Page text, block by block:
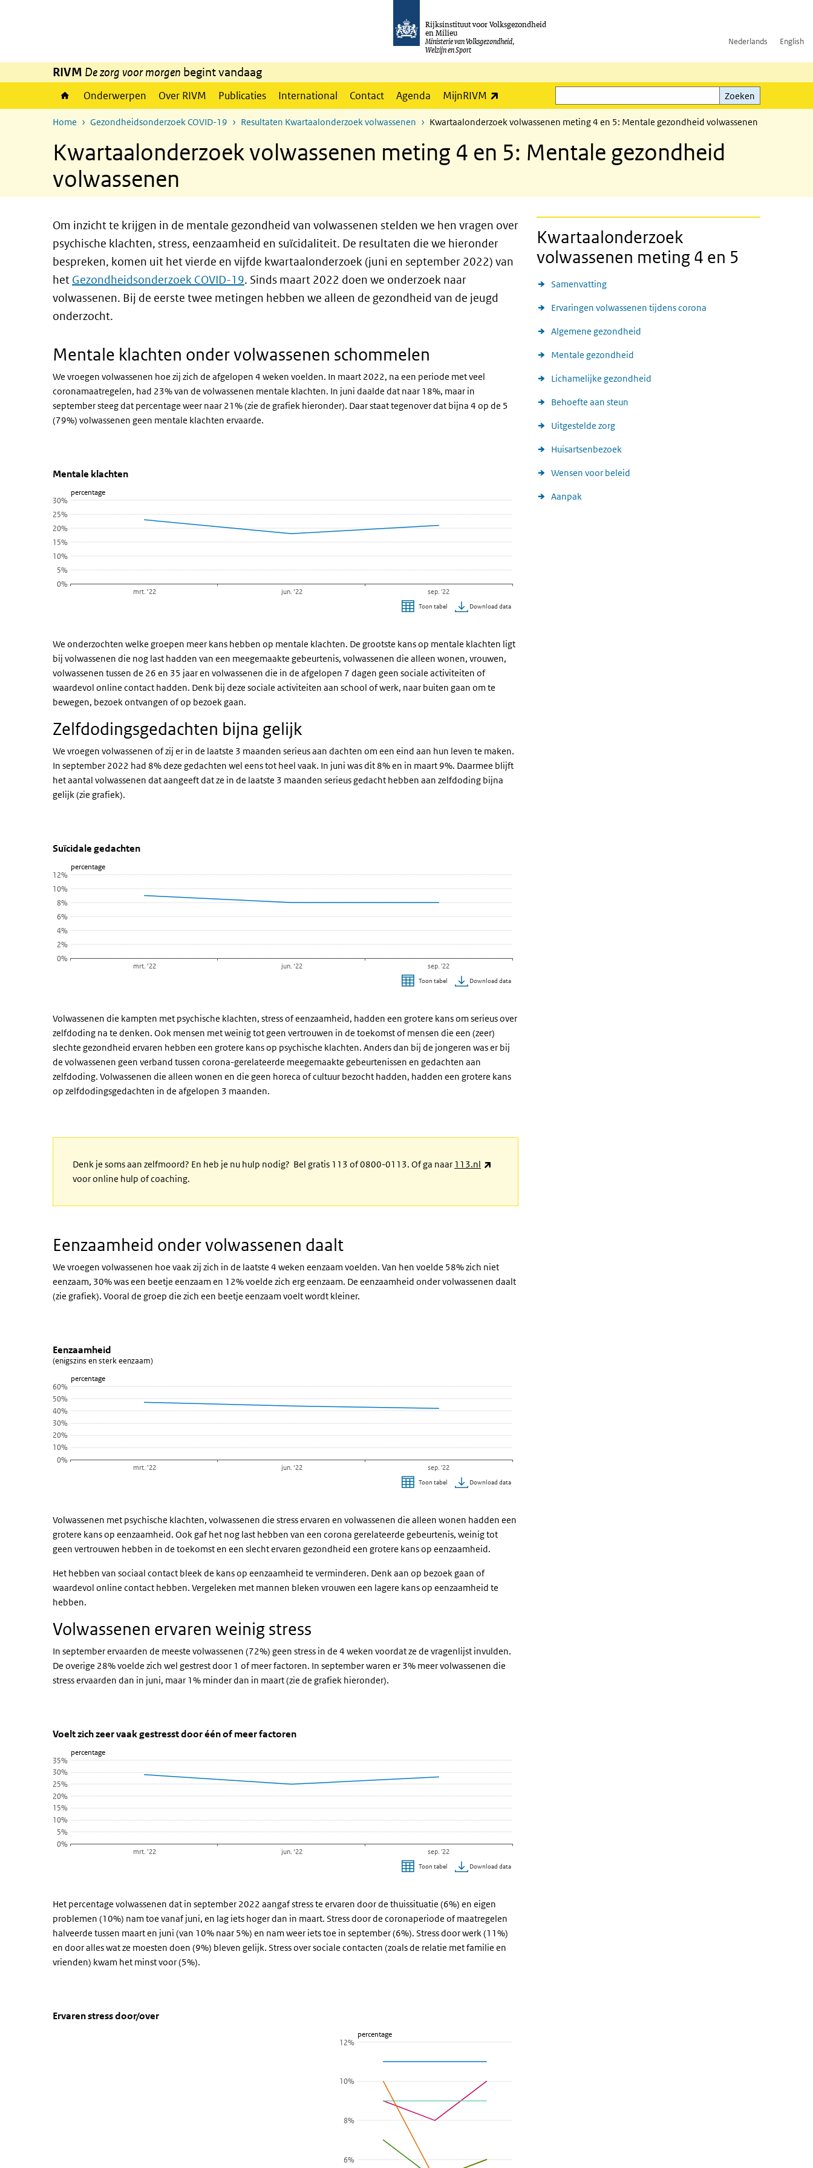
Rijksinstituut voor Volksgezondheid
en Milieu
Ministerie van Volksgezondheid,
Welzijn en Sport
Nederlands English
RIVM De zorg voor morgen begint vandaag
Onderwerpen Over RIVM Publicaties International Contact Agenda MijnRIVM
Zoeken
Zoeken
Home Gezondheidsonderzoek COVID-19 Resultaten Kwartaalonderzoek volwassenen Kwartaalonderzoek volwassenen meting 4 en 5: Mentale gezondheid volwassenen
Kwartaalonderzoek volwassenen meting 4 en 5: Mentale gezondheid
volwassenen
Om inzicht te krijgen in de mentale gezondheid van volwassenen stelden we hen vragen over
psychische klachten, stress, eenzaamheid en suïcidaliteit. De resultaten die we hieronder
bespreken, komen uit het vierde en vijfde kwartaalonderzoek (juni en september 2022) van
het Gezondheidsonderzoek COVID-19. Sinds maart 2022 doen we onderzoek naar
volwassenen. Bij de eerste twee metingen hebben we alleen de gezondheid van de jeugd
onderzocht.
Mentale klachten onder volwassenen schommelen
We vroegen volwassenen hoe zij zich de afgelopen 4 weken voelden. In maart 2022, na een periode met veel
coronamaatregelen, had 23% van de volwassenen mentale klachten. In juni daalde dat naar 18%, maar in
september steeg dat percentage weer naar 21% (zie de grafiek hieronder). Daar staat tegenover dat bijna 4 op de 5
(79%) volwassenen geen mentale klachten ervaarde.
Mentale klachten
Sla de grafiek 'Mentale klachten' over en ga naar de datatabel
Mentale klachten
Lijn grafiek met 3 data punten.
Bekijk als data tabel.
De grafiek heeft 1 X-as die categories weergeeft.
De grafiek heeft 1 Y-as die percentage weergeeft.
percentage
Mentale klachten
0%
5%
10%
15%
20%
25%
30%
mrt. ’22 jun. ‘22 sep. '22
Toon tabel Download data
We onderzochten welke groepen meer kans hebben op mentale klachten. De grootste kans op mentale klachten ligt
bij volwassenen die nog last hadden van een meegemaakte gebeurtenis, volwassenen die alleen wonen, vrouwen,
volwassenen tussen de 26 en 35 jaar en volwassenen die in de afgelopen 7 dagen geen sociale activiteiten of
waardevol online contact hadden. Denk bij deze sociale activiteiten aan school of werk, naar buiten gaan om te
bewegen, bezoek ontvangen of op bezoek gaan.
Zelfdodingsgedachten bijna gelijk
We vroegen volwassenen of zij er in de laatste 3 maanden serieus aan dachten om een eind aan hun leven te maken.
In september 2022 had 8% deze gedachten wel eens tot heel vaak. In juni was dit 8% en in maart 9%. Daarmee blijft
het aantal volwassenen dat aangeeft dat ze in de laatste 3 maanden serieus gedacht hebben aan zelfdoding bijna
gelijk (zie grafiek).
Suïcidale gedachten
Sla de grafiek 'Suïcidale gedachten' over en ga naar de datatabel
Suïcidale gedachten
Lijn grafiek met 3 data punten.
Bekijk als data tabel.
De grafiek heeft 1 X-as die categories weergeeft.
De grafiek heeft 1 Y-as die percentage weergeeft.
percentage
Suïcidale gedachten
0%
2%
4%
6%
8%
10%
12%
mrt. ’22 jun. ‘22 sep. '22
Toon tabel Download data
Volwassenen die kampten met psychische klachten, stress of eenzaamheid, hadden een grotere kans om serieus over
zelfdoding na te denken. Ook mensen met weinig tot geen vertrouwen in de toekomst of mensen die een (zeer)
slechte gezondheid ervaren hebben een grotere kans op psychische klachten. Anders dan bij de jongeren was er bij
de volwassenen geen verband tussen corona-gerelateerde meegemaakte gebeurtenissen en gedachten aan
zelfdoding. Volwassenen die alleen wonen en die geen horeca of cultuur bezocht hadden, hadden een grotere kans
op zelfdodingsgedachten in de afgelopen 3 maanden.
Denk je soms aan zelfmoord? En heb je nu hulp nodig? Bel gratis 113 of 0800-0113. Of ga naar 113.nl
voor online hulp of coaching.
Eenzaamheid onder volwassenen daalt
We vroegen volwassenen hoe vaak zij zich in de laatste 4 weken eenzaam voelden. Van hen voelde 58% zich niet
eenzaam, 30% was een beetje eenzaam en 12% voelde zich erg eenzaam. De eenzaamheid onder volwassenen daalt
(zie grafiek). Vooral de groep die zich een beetje eenzaam voelt wordt kleiner.
Eenzaamheid
Sla de grafiek 'Eenzaamheid' over en ga naar de datatabel
Eenzaamheid
(enigszins en sterk eenzaam)
Bekijk als data tabel.
De grafiek heeft 1 X-as die categories weergeeft.
De grafiek heeft 1 Y-as die percentage weergeeft.
percentage
Eenzaamheid
(enigszins en sterk eenzaam)
0%
10%
20%
30%
40%
50%
60%
mrt. ’22 jun. ‘22 sep. '22
Toon tabel Download data
Volwassenen met psychische klachten, volwassenen die stress ervaren en volwassenen die alleen wonen hadden een
grotere kans op eenzaamheid. Ook gaf het nog last hebben van een corona gerelateerde gebeurtenis, weinig tot
geen vertrouwen hebben in de toekomst en een slecht ervaren gezondheid een grotere kans op eenzaamheid.
Het hebben van sociaal contact bleek de kans op eenzaamheid te verminderen. Denk aan op bezoek gaan of
waardevol online contact hebben. Vergeleken met mannen bleken vrouwen een lagere kans op eenzaamheid te
hebben.
Volwassenen ervaren weinig stress
In september ervaarden de meeste volwassenen (72%) geen stress in de 4 weken voordat ze de vragenlijst invulden.
De overige 28% voelde zich wel gestrest door 1 of meer factoren. In september waren er 3% meer volwassenen die
stress ervaarden dan in juni, maar 1% minder dan in maart (zie de grafiek hieronder).
Stress
Sla de grafiek 'Voelt zich zeer vaak gestresst door één of meer factoren' over en ga naar de datatabel
Voelt zich zeer vaak gestresst door één of meer factoren
Lijn grafiek met 3 data punten.
Bekijk als data tabel.
De grafiek heeft 1 X-as die categories weergeeft.
De grafiek heeft 1 Y-as die percentage weergeeft.
percentage
Voelt zich zeer vaak gestresst door één of meer factoren
0%
5%
10%
15%
20%
25%
30%
35%
mrt. ’22 jun. ‘22 sep. '22
Toon tabel Download data
Het percentage volwassenen dat in september 2022 aangaf stress te ervaren door de thuissituatie (6%) en eigen
problemen (10%) nam toe vanaf juni, en lag iets hoger dan in maart. Stress door de coronaperiode of maatregelen
halveerde tussen maart en juni (van 10% naar 5%) en nam weer iets toe in september (6%). Stress door werk (11%)
en door alles wat ze moesten doen (9%) bleven gelijk. Stress over sociale contacten (zoals de relatie met familie en
vrienden) kwam het minst voor (5%).
Ervaren stress per factor
Sla de grafiek 'Ervaren stress door/over' over en ga naar de datatabel
Ervaren stress door/over
percentage
Ervaren stress door/over
6%
8%
10%
12%
Kwartaalonderzoek
volwassenen meting 4 en 5
Samenvatting
Ervaringen volwassenen tijdens corona
Algemene gezondheid
Mentale gezondheid
Lichamelijke gezondheid
Behoefte aan steun
Uitgestelde zorg
Huisartsenbezoek
Wensen voor beleid
Aanpak